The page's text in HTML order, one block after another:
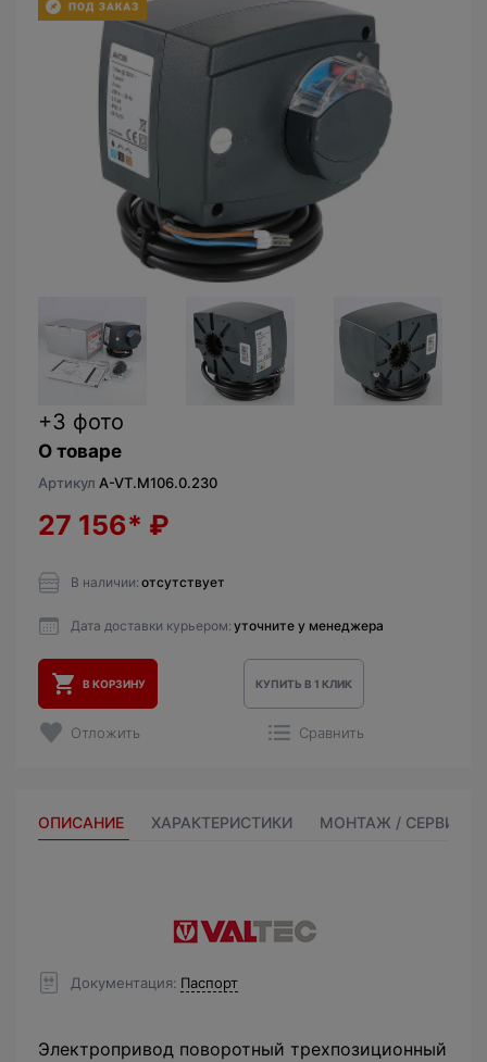
+3 фото
О товаре
Артикул A-VT.M106.0.230
27 156* ₽
В наличии: отсутствует
Дата доставки курьером: уточните у менеджера
В КОРЗИНУ КУПИТЬ В 1 КЛИК
Отложить Сравнить
ОПИСАНИЕ ХАРАКТЕРИСТИКИ МОНТАЖ / СЕРВИС
Документация Паспорт
Электропривод поворотный трехпозиционный